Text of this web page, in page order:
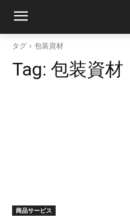
タグ 包装資材
Tag: 包装資材
商品サービス